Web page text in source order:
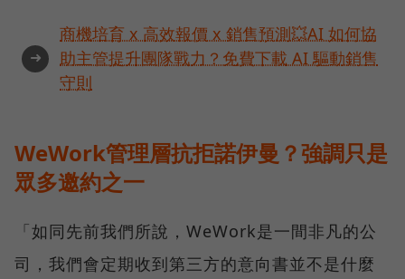
➜
商機培育 x 高效報價 x 銷售預測💥AI 如何協
助主管提升團隊戰力？免費下載 AI 驅動銷售
守則
WeWork管理層抗拒諾伊曼？強調只是
眾多邀約之一
「如同先前我們所說，WeWork是一間非凡的公
司，我們會定期收到第三方的意向書並不是什麼